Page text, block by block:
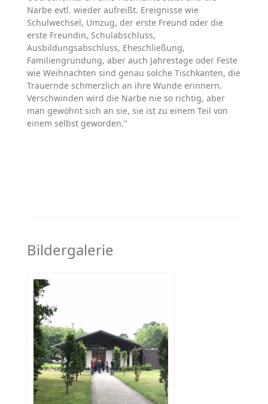
Narbe evtl. wieder aufreißt. Ereignisse wie
Schulwechsel, Umzug, der erste Freund oder die
erste Freundin, Schulabschluss,
Ausbildungsabschluss, Eheschließung,
Familiengründung, aber auch Jahrestage oder Feste
wie Weihnachten sind genau solche Tischkanten, die
Trauernde schmerzlich an ihre Wunde erinnern.
Verschwinden wird die Narbe nie so richtig, aber
man gewöhnt sich an sie, sie ist zu einem Teil von
einem selbst geworden.“
Bildergalerie